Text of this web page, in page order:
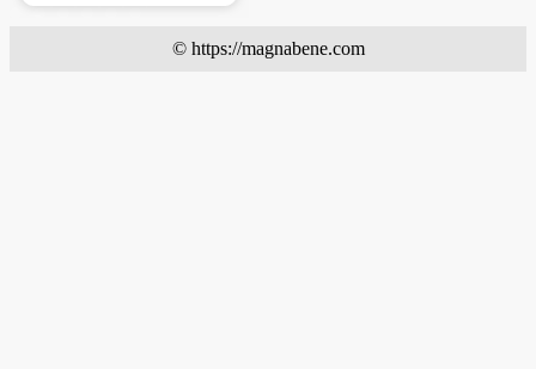
© https://magnabene.com